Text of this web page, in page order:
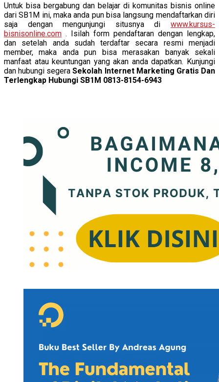
Untuk bisa bergabung dan belajar di komunitas bisnis online
dari SB1M ini, maka anda pun bisa langsung mendaftarkan diri
saja dengan mengunjungi situsnya di www.kursus-
bisnisonline.com . Isilah form pendaftaran dengan lengkap,
dan setelah anda sudah terdaftar secara resmi menjadi
member, maka anda pun bisa merasakan banyak sekali
manfaat atau keuntungan yang akan anda dapatkan. Kunjungi
dan hubungi segeraSekolah Internet Marketing Gratis Dan
Terlengkap Hubungi SB1M 0813-8154-6943